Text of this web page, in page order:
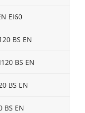
EI60
BS EN
BS EN
BS EN
BS EN